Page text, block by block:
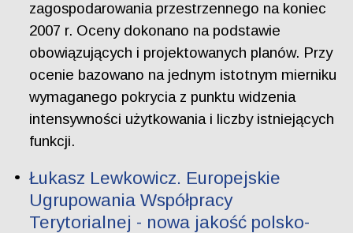
zagospodarowania przestrzennego na koniec
2007 r. Oceny dokonano na podstawie
obowiązujących i projektowanych planów. Przy
ocenie bazowano na jednym istotnym mierniku
wymaganego pokrycia z punktu widzenia
intensywności użytkowania i liczby istniejących
funkcji.
Łukasz Lewkowicz. Europejskie
Ugrupowania Współpracy
Terytorialnej - nowa jakość polsko-